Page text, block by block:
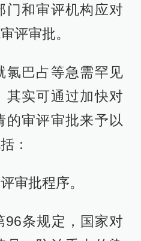
门和审评机构应对
评审批。
氯巴占等急需罕见
其实可通过加快对
的审评审批来予以
：
审批程序。
96条规定，国家对